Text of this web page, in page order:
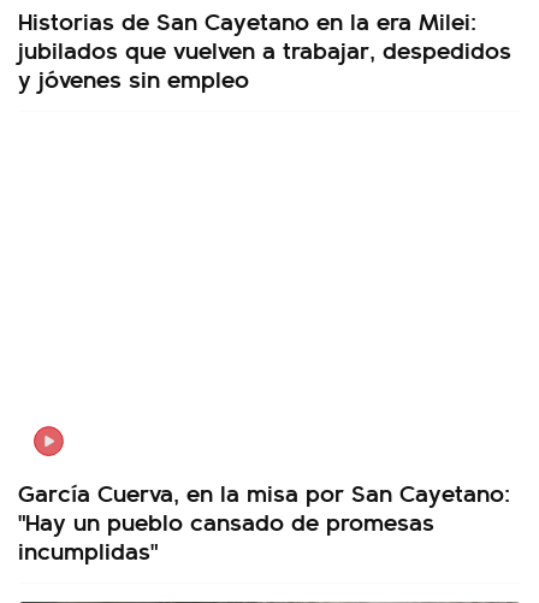
Historias de San Cayetano en la era Milei:
jubilados que vuelven a trabajar, despedidos
y jóvenes sin empleo
García Cuerva, en la misa por San Cayetano:
"Hay un pueblo cansado de promesas
incumplidas"